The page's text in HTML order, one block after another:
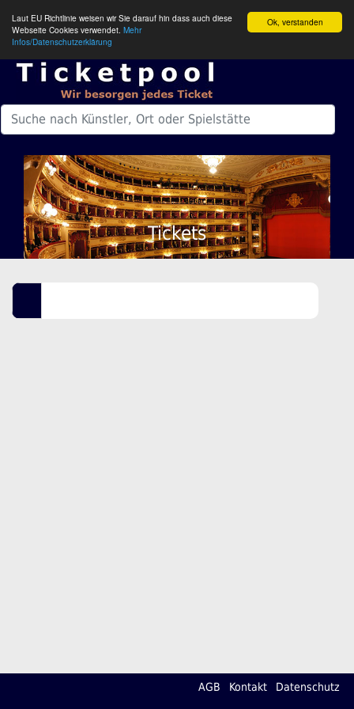
Ok, verstanden
Laut EU Richtlinie weisen wir Sie darauf hin dass auch diese
Webseite Cookies verwendet. Mehr
Infos/Datenschutzerklärung
Tickets
AGB Kontakt Datenschutz